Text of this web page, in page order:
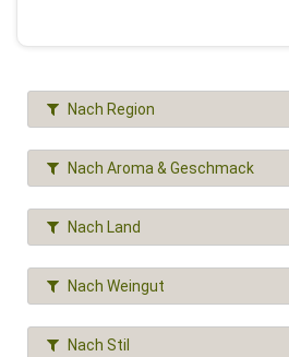
Nach Region
Nach Aroma & Geschmack
Nach Land
Nach Weingut
Nach Stil